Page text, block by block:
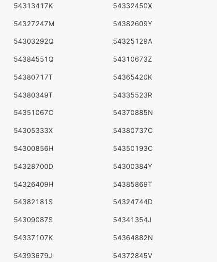
54313417K 54332450X
54327247M 54382609Y
54303292Q 54325129A
54384551Q 54310673Z
54380717T 54365420K
54380349T 54335523R
54351067C 54370885N
54305333X 54380737C
54300856H 54350193C
54328700D 54300384Y
54326409H 54385869T
54382181S 54324744D
54309087S 54341354J
54337107K 54364882N
54393679J 54372845V